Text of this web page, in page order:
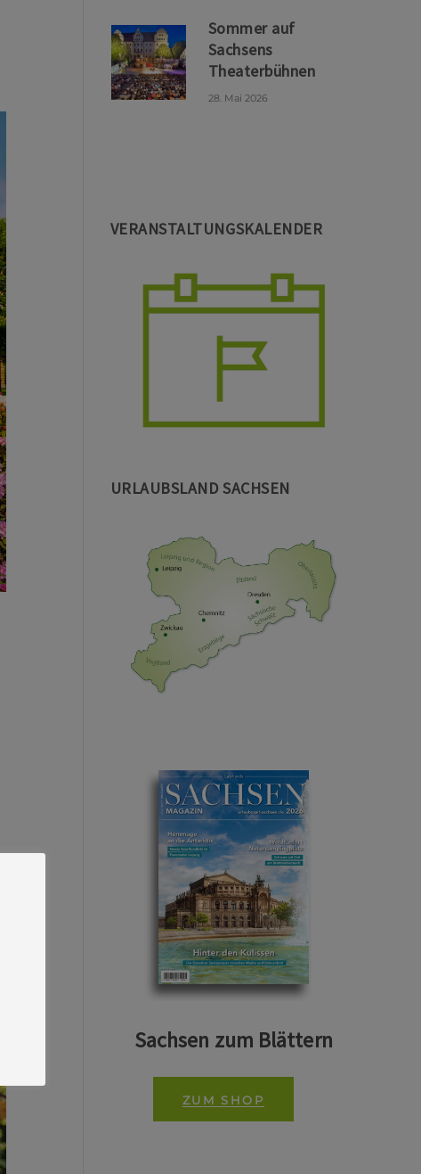
Sommer auf
Sachsens
Theaterbühnen
28. Mai 2026
VERANSTALTUNGSKALENDER
URLAUBSLAND SACHSEN
Sachsen zum Blättern
ZUM SHOP